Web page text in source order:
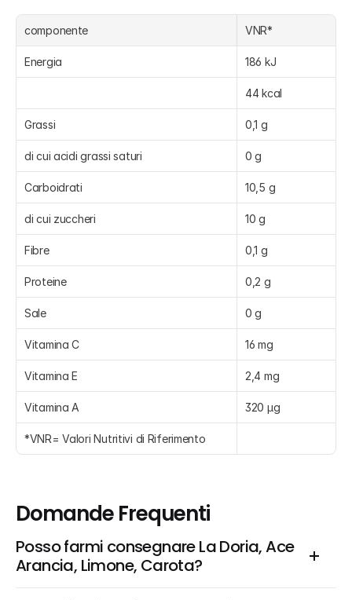
componente VNR*
Energia 186 kJ
44 kcal
Grassi 0,1 g
di cui acidi grassi saturi 0 g
Carboidrati 10,5 g
di cui zuccheri 10 g
Fibre 0,1 g
Proteine 0,2 g
Sale 0 g
Vitamina C 16 mg
Vitamina E 2,4 mg
Vitamina A 320 µg
*VNR= Valori Nutritivi di Riferimento
Domande Frequenti
Posso farmi consegnare La Doria, Ace
Arancia, Limone, Carota?